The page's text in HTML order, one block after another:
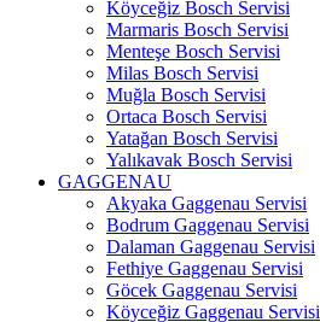
Köyceğiz Bosch Servisi
Marmaris Bosch Servisi
Menteşe Bosch Servisi
Milas Bosch Servisi
Muğla Bosch Servisi
Ortaca Bosch Servisi
Yatağan Bosch Servisi
Yalıkavak Bosch Servisi
GAGGENAU
Akyaka Gaggenau Servisi
Bodrum Gaggenau Servisi
Dalaman Gaggenau Servisi
Fethiye Gaggenau Servisi
Göcek Gaggenau Servisi
Köyceğiz Gaggenau Servisi